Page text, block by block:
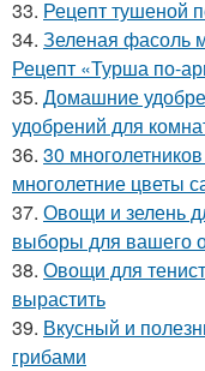
33. Рецепт тушеной
34. Зеленая фасоль
Рецепт «Турша по-
35. Домашние
удобрений для
36. 30
многолетние цветы
37. Овощи и зелень
выборы для вашего
38. Овощи для
вырастить
39. Вкусный и
грибами